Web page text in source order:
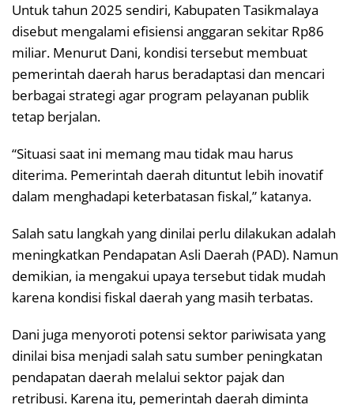
Untuk tahun 2025 sendiri, Kabupaten Tasikmalaya
disebut mengalami efisiensi anggaran sekitar Rp86
miliar. Menurut Dani, kondisi tersebut membuat
pemerintah daerah harus beradaptasi dan mencari
berbagai strategi agar program pelayanan publik
tetap berjalan.
“Situasi saat ini memang mau tidak mau harus
diterima. Pemerintah daerah dituntut lebih inovatif
dalam menghadapi keterbatasan fiskal,” katanya.
Salah satu langkah yang dinilai perlu dilakukan adalah
meningkatkan Pendapatan Asli Daerah (PAD). Namun
demikian, ia mengakui upaya tersebut tidak mudah
karena kondisi fiskal daerah yang masih terbatas.
Dani juga menyoroti potensi sektor pariwisata yang
dinilai bisa menjadi salah satu sumber peningkatan
pendapatan daerah melalui sektor pajak dan
retribusi. Karena itu, pemerintah daerah diminta